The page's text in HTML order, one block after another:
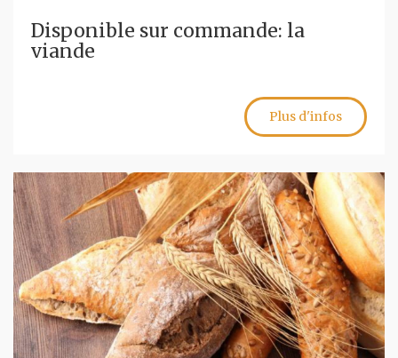
Disponible sur commande: la
viande
Plus d'infos